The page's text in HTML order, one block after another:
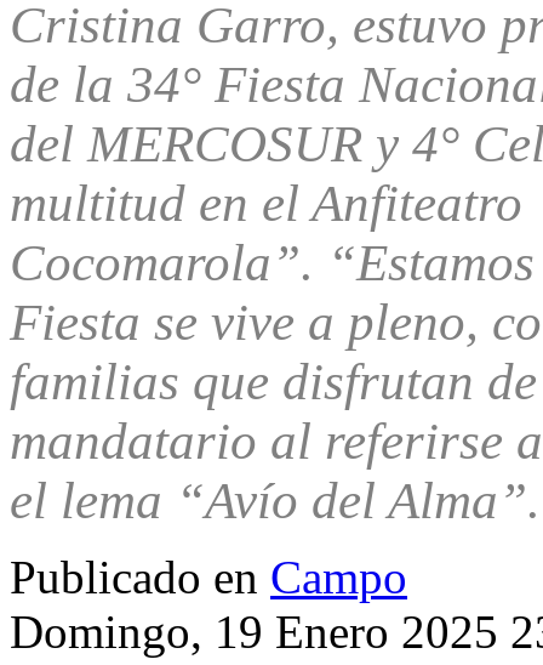
Cristina Garro, estuvo
de la 34° Fiesta
del MERCOSUR y 4°
multitud en el
Cocomarola”.
Fiesta se vive a pleno,
familias que disfrutan
mandatario al referirse
el lema “Avío del Alma”.
Publicado en Campo
Domingo, 19 Enero 2025